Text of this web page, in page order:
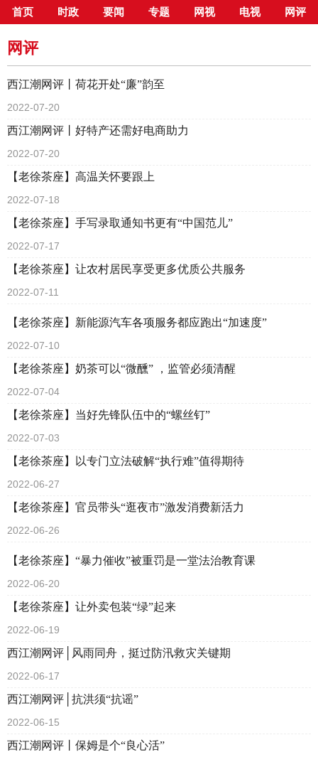
首页 时政 要闻 专题 网视 电视 网评
当前位置： 首页> 新闻中心> 网评
网评
西江潮网评丨荷花开处“廉”韵至
2022-07-20
西江潮网评丨好特产还需好电商助力
2022-07-20
【老徐茶座】高温关怀要跟上
2022-07-18
【老徐茶座】手写录取通知书更有“中国范儿”
2022-07-17
【老徐茶座】让农村居民享受更多优质公共服务
2022-07-11
【老徐茶座】新能源汽车各项服务都应跑出“加速度”
2022-07-10
【老徐茶座】奶茶可以“微醺” ，监管必须清醒
2022-07-04
【老徐茶座】当好先锋队伍中的“螺丝钉”
2022-07-03
【老徐茶座】以专门立法破解“执行难”值得期待
2022-06-27
【老徐茶座】官员带头“逛夜市”激发消费新活力
2022-06-26
【老徐茶座】“暴力催收”被重罚是一堂法治教育课
2022-06-20
【老徐茶座】让外卖包装“绿”起来
2022-06-19
西江潮网评│风雨同舟，挺过防汛救灾关键期
2022-06-17
西江潮网评│抗洪须“抗谣”
2022-06-15
西江潮网评丨保姆是个“良心活”